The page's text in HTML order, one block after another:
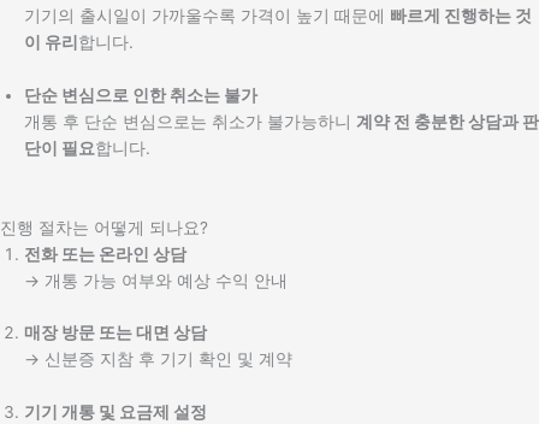
기기의 출시일이 가까울수록 가격이 높기 때문에 빠르게 진행하는 것
이 유리 합니다.
단순 변심으로 인한 취소는 불가
개통 후 단순 변심으로는 취소가 불가능하니 계약 전 충분한 상담과 판
단이 필요합니다.
진행 절차는 어떻게 되나요?
전화 또는 온라인 상담
→ 개통 가능 여부와 예상 수익 안내
매장 방문 또는 대면 상담
→ 신분증 지참 후 기기 확인 및 계약
기기 개통 및 요금제 설정